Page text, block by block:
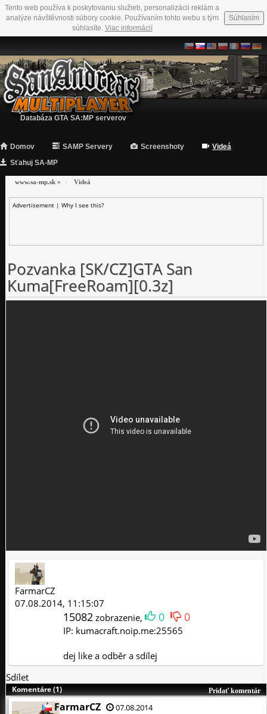
Tento web používa k poskytovaniu služieb, personalizácii reklám a
analýze návštěvnosti súbory cookie. Používaním tohto webu s tým
súhlasíte. Viac informácií
Súhlasím
Databáza GTA SA:MP serverov
Domov SAMP Servery Screenshoty
Videá
Sťahuj SA-MP
www.sa-mp.sk » Videá
Advertisement | Why I see this?
Pozvanka [SK/CZ]GTA San
Kuma[FreeRoam][0.3z]
FarmarCZ
07.08.2014, 11:15:07
15082 zobrazenie, 0 0
IP: kumacraft.noip.me:25565
dej like a odběr a sdílej
Sdílet
Pridať komentár
Komentáre (1)
FarmarCZ 07.08.2014